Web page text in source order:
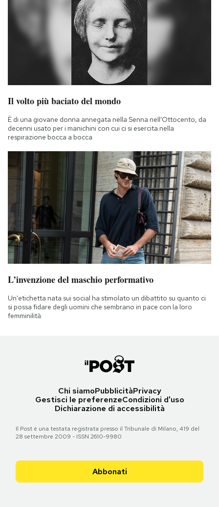
Il volto più baciato del mondo
È di una giovane donna annegata nella Senna nell'Ottocento, da
decenni usato per i manichini con cui ci si esercita nella
respirazione bocca a bocca
L’invenzione del maschio performativo
Un'etichetta nata sui social ha stimolato un dibattito su quanto ci
si possa fidare degli uomini che sembrano in pace con la loro
femminilità
Chi siamoPubblicitàPrivacy
Gestisci le preferenzeCondizioni d'uso
Dichiarazione di accessibilità
Il Post è una testata registrata presso il Tribunale di Milano, 419 del
28 settembre 2009 - ISSN 2610-9980
Abbonati